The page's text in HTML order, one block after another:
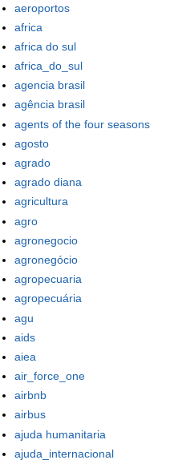
aeroportos
africa
africa do sul
africa_do_sul
agencia brasil
agência brasil
agents of the four seasons
agosto
agrado
agrado diana
agricultura
agro
agronegocio
agronegócio
agropecuaria
agropecuária
agu
aids
aiea
air_force_one
airbnb
airbus
ajuda humanitaria
ajuda_internacional